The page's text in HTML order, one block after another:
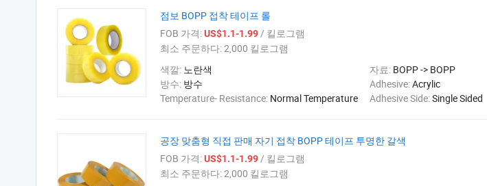
점보 BOPP 접착 테이프 롤
FOB 가격:US$1.1-1.99/ 킬로그램
최소 주문하다:2,000 킬로그램
색깔: 노란색 자료: BOPP -> BOPP
방수: 방수 Adhesive:Acrylic
Temperature- Resistance: Normal Temperature Adhesive Side:Single Sided
공장 맞춤형 직접 판매 자기 접착 BOPP 테이프 투명한 갈색
FOB 가격:US$1.1-1.99/ 킬로그램
최소 주문하다:2,000 킬로그램